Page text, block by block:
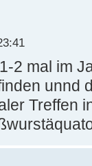
2 mal im
unnd
Treffen